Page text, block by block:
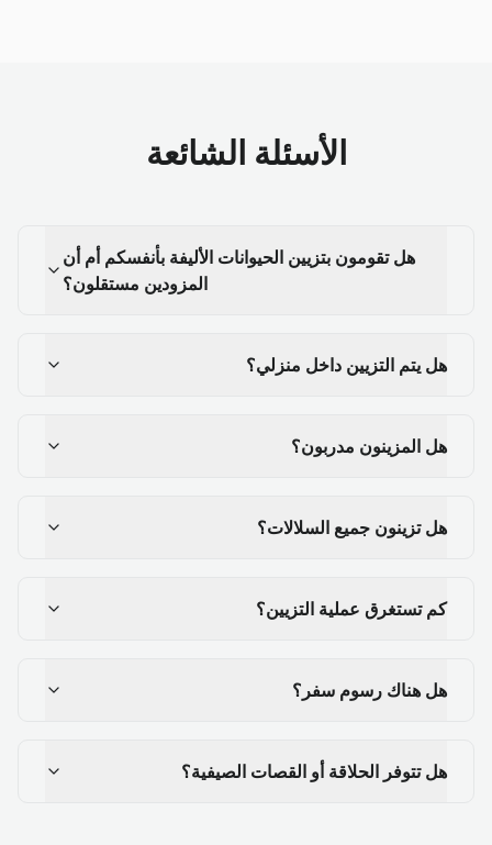
الأسئلة الشائعة
هل تقومون بتزيين الحيوانات الأليفة بأنفسكم أم أن
المزودين مستقلون؟
هل يتم التزيين داخل منزلي؟
هل المزينون مدربون؟
هل تزينون جميع السلالات؟
كم تستغرق عملية التزيين؟
هل هناك رسوم سفر؟
هل تتوفر الحلاقة أو القصات الصيفية؟